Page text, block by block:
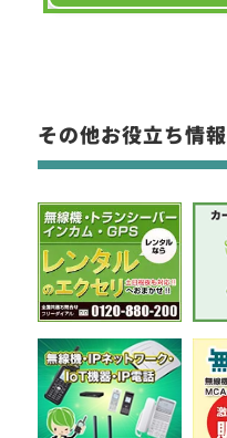
その他お役立ち情報